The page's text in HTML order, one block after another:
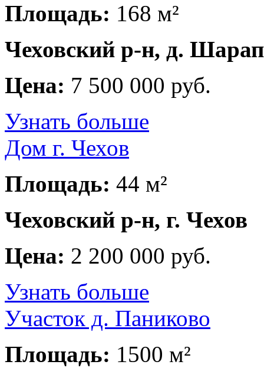
Площадь: 168 м²
Чеховский р-н, д.
Цена: 7 500 000 руб.
Узнать больше
Дом г. Чехов
Площадь: 44 м²
Чеховский р-н, г. Чехов
Цена: 2 200 000 руб.
Узнать больше
Участок д. Паниково
Площадь: 1500 м²